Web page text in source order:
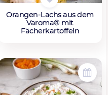
Orangen-Lachs aus dem
Varoma® mit
Fächerkartoffeln